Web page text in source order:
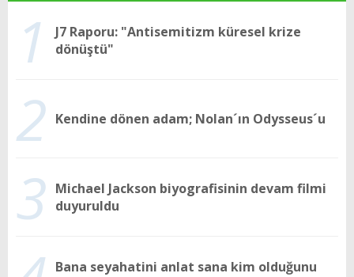
1
J7 Raporu: "Antisemitizm küresel krize
dönüştü"
2 Kendine dönen adam; Nolan´ın Odysseus´u
3 Michael Jackson biyografisinin devam filmi
duyuruldu
Bana seyahatini anlat sana kim olduğunu